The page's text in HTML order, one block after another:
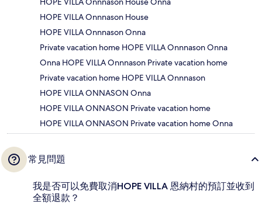
HOPE VILLA Onnnason House
HOPE VILLA Onnnason Onna
Private vacation home HOPE VILLA Onnnason Onna
Onna HOPE VILLA Onnnason Private vacation home
Private vacation home HOPE VILLA Onnnason
HOPE VILLA ONNASON Onna
HOPE VILLA ONNASON Private vacation home
HOPE VILLA ONNASON Private vacation home Onna
常見問題
我是否可以免費取消HOPE VILLA 恩納村的預訂並收到
全額退款？